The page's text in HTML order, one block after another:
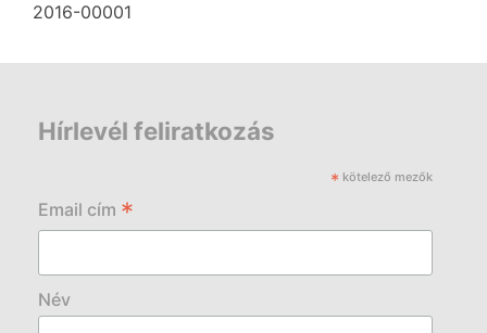
2016-00001
Hírlevél feliratkozás
* kötelező mezők
Email cím *
Név